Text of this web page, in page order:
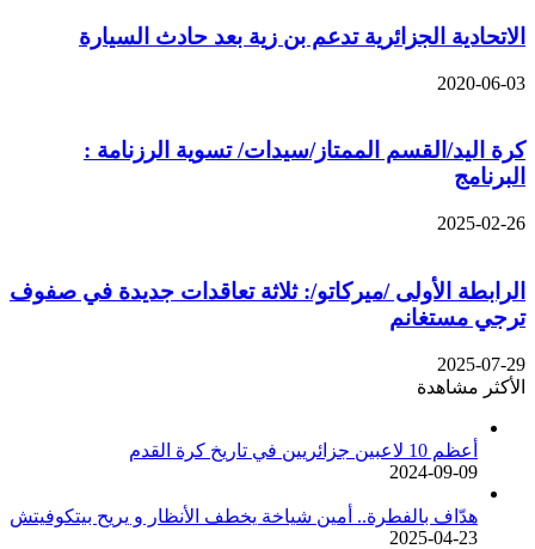
الاتحادية الجزائرية تدعم بن زية بعد حادث السيارة
2020-06-03
كرة اليد/القسم الممتاز/سيدات/ تسوية الرزنامة :
البرنامج
2025-02-26
الرابطة الأولى /ميركاتو/: ثلاثة تعاقدات جديدة في صفوف
ترجي مستغانم
2025-07-29
الأكثر مشاهدة
أعظم 10 لاعبين جزائريين في تاريخ كرة القدم
2024-09-09
هدّاف بالفطرة.. أمين شياخة يخطف الأنظار و يريح بيتكوفيتش
2025-04-23